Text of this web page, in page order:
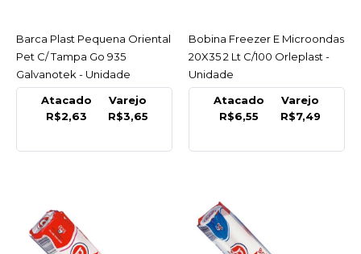
Barca Plast Pequena
Oriental Pet C/ Tampa
Go 935 Galvanotek -
COMPARAR
ACESSAR
Barca Plast Pequena Oriental
Pet C/ Tampa Go 935
Galvanotek - Unidade
Atacado
R$2,63
Varejo
R$3,65
ACESSAR
Bobina Freezer E Microondas
20X35 2 Lt C/100 Orleplast -
Unidade
Atacado
R$6,55
Varejo
R$7,49